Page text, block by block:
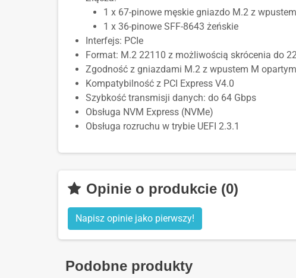
1 x 67-pinowe męskie gniazdo M.2 z
1 x 36-pinowe SFF-8643 żeńskie
Interfejs: PCIe
Format: M.2 22110 z możliwością skrócenia do
Zgodność z gniazdami M.2 z wpustem M
Kompatybilność z PCI Express V4.0
Szybkość transmisji danych: do 64 Gbps
Obsługa NVM Express (NVMe)
Obsługa rozruchu w trybie UEFI 2.3.1
Opinie o produkcie (0)
Napisz opinie jako pierwszy!
Podobne produkty